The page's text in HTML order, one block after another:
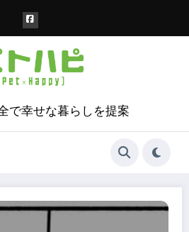
で幸せな暮らしを提案